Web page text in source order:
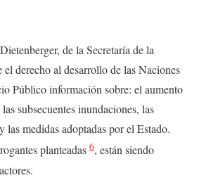
de la Secretaría de la
derecho al desarrollo de las Naciones
Público información sobre: el aumento
subsecuentes inundaciones, las
las medidas adoptadas por el Estado.
planteadas 6, están siendo